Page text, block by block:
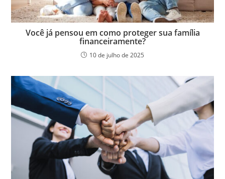
Você já pensou em como proteger sua família
financeiramente?
10 de julho de 2025